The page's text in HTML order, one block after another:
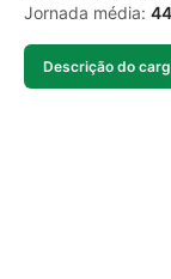
Jornada média:
Descrição do